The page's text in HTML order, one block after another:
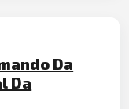
Da
Da